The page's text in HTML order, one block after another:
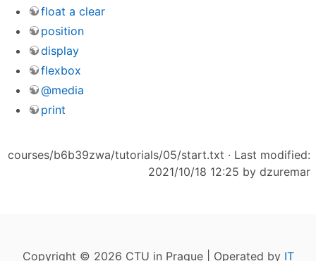
float a clear
position
display
flexbox
@media
print
courses/b6b39zwa/tutorials/05/start.txt · Last modified:
2021/10/18 12:25 by dzuremar
Copyright © 2026 CTU in Prague | Operated by IT